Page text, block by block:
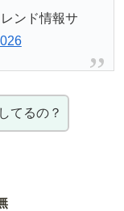
ンド情報サ
てるの？